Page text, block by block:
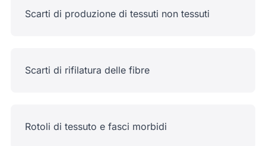
Scarti di produzione di tessuti non tessuti
Scarti di rifilatura delle fibre
Rotoli di tessuto e fasci morbidi